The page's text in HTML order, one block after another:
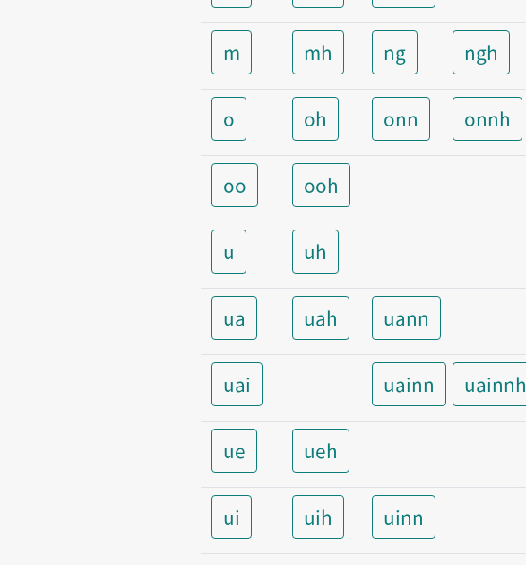
m mh ng ngh
o oh onn onnh
oo ooh
u uh
ua uah uann
uai uainn uainnh
ue ueh
ui uih uinn